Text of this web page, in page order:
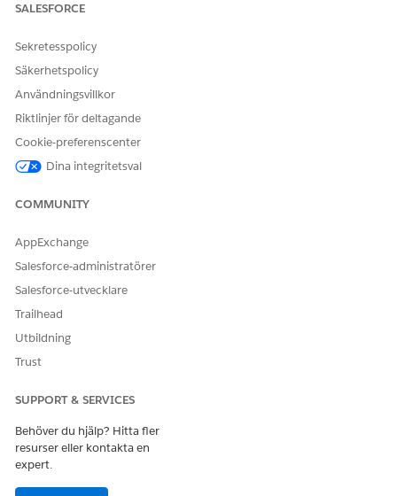
Dokument
LÖSTE DENNA ARTIKEL DITT PROBLEM?
Berätta för oss vad vi kan förbättra!
SALESFORCE
Sekretesspolicy
Säkerhetspolicy
Användningsvillkor
Riktlinjer för deltagande
Cookie-preferenscenter
Dina integritetsval
COMMUNITY
AppExchange
Salesforce-administratörer
Salesforce-utvecklare
Trailhead
Utbildning
Trust
SUPPORT & SERVICES
Behöver du hjälp? Hitta fler
resurser eller kontakta en
expert.